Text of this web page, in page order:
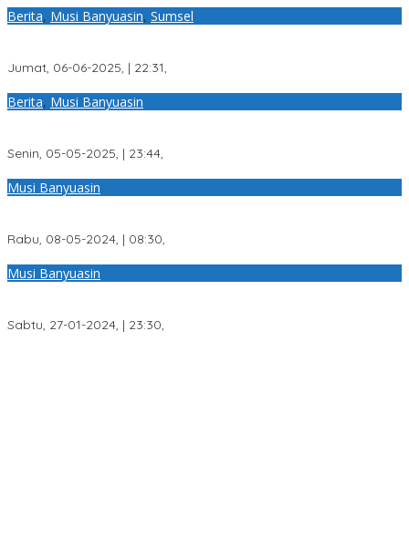
Berita, Musi Banyuasin, Sumsel
Jumat, 06-06-2025, | 22:31,
Berita, Musi Banyuasin
Senin, 05-05-2025, | 23:44,
Musi Banyuasin
Rabu, 08-05-2024, | 08:30,
Musi Banyuasin
Sabtu, 27-01-2024, | 23:30,